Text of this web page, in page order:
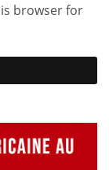
browser for